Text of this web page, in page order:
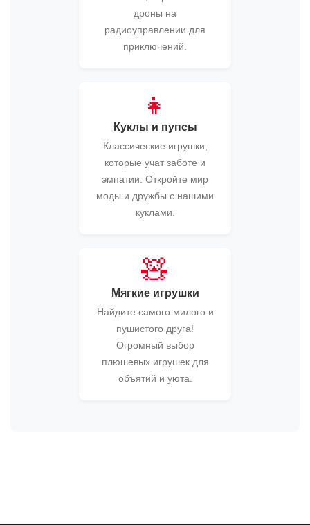
дроны на
радиоуправлении для
приключений.
👧
Куклы и пупсы
Классические игрушки,
которые учат заботе и
эмпатии. Откройте мир
моды и дружбы с нашими
куклами.
🧸
Мягкие игрушки
Найдите самого милого и
пушистого друга!
Огромный выбор
плюшевых игрушек для
объятий и уюта.